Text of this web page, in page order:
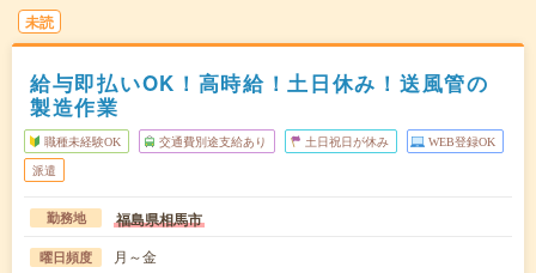
未読
給与即払いOK！高時給！土日休み！送風管の
製造作業
職種未経験OK 交通費別途支給あり 土日祝日が休み WEB登録OK
派遣
勤務地 福島県相馬市
曜日頻度 月～金